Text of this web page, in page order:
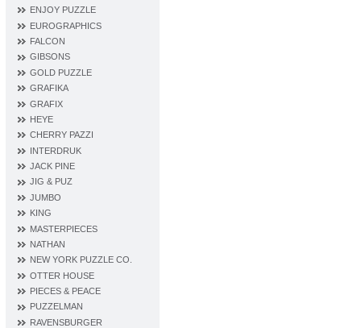
ENJOY PUZZLE
EUROGRAPHICS
FALCON
GIBSONS
GOLD PUZZLE
GRAFIKA
GRAFIX
HEYE
CHERRY PAZZI
INTERDRUK
JACK PINE
JIG & PUZ
JUMBO
KING
MASTERPIECES
NATHAN
NEW YORK PUZZLE CO.
OTTER HOUSE
PIECES & PEACE
PUZZELMAN
RAVENSBURGER